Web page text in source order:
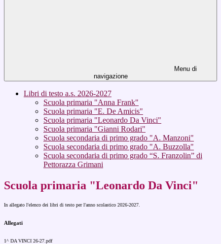
Menu di
navigazione
Libri di testo a.s. 2026-2027
Scuola primaria "Anna Frank"
Scuola primaria "E. De Amicis"
Scuola primaria "Leonardo Da Vinci"
Scuola primaria "Gianni Rodari"
Scuola secondaria di primo grado "A. Manzoni"
Scuola secondaria di primo grado "A. Buzzolla"
Scuola secondaria di primo grado “S. Franzolin” di
Pettorazza Grimani
Scuola primaria "Leonardo Da Vinci"
In allegato l'elenco dei libri di testo per l'anno scolastico 2026-2027.
Allegati
1^ DA VINCI 26-27.pdf